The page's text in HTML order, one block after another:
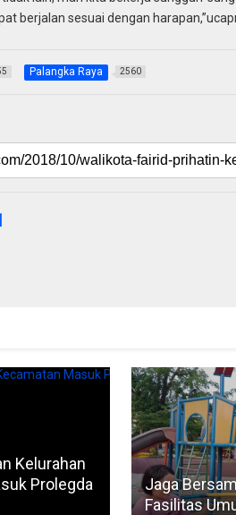
berjalan sesuai dengan
Palangka Raya 2560
Kelurahan
Prolegda
Jaga
Fasilitas